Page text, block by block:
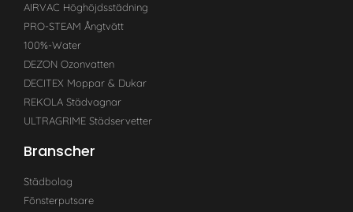
AIRVAC Höghöjdsstädning
PRO-STEAM Ångtvätt
100%-Water
DEZON Ozonvatten
DECITEX Moppar & Dukar
REKOLA Städvagnar
ULTRAGRIME Städservetter
Branscher
Städbolag
Fönsterputsare